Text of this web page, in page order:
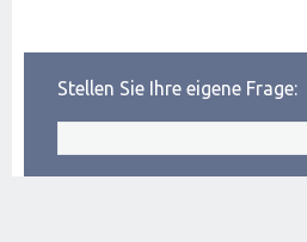
Stellen Sie Ihre eigene Frage: